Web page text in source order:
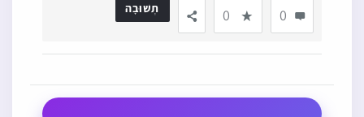
0
0 תְשׁוּבָה